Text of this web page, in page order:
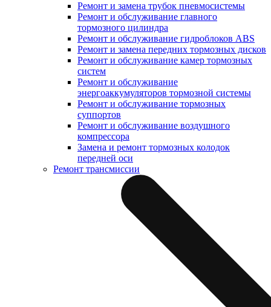
Ремонт и замена трубок пневмосистемы
Ремонт и обслуживание главного
тормозного цилиндра
Ремонт и обслуживание гидроблоков ABS
Ремонт и замена передних тормозных дисков
Ремонт и обслуживание камер тормозных
систем
Ремонт и обслуживание
энергоаккумуляторов тормозной системы
Ремонт и обслуживание тормозных
суппортов
Ремонт и обслуживание воздушного
компрессора
Замена и ремонт тормозных колодок
передней оси
Ремонт трансмиссии